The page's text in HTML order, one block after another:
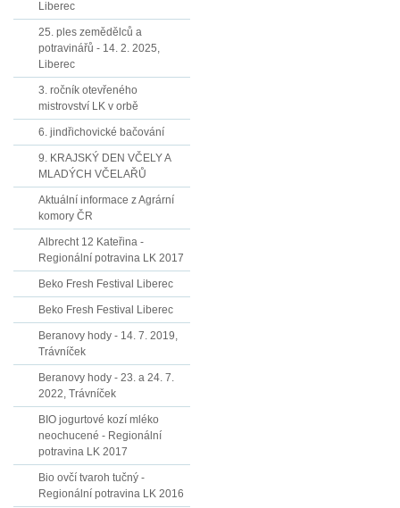
Liberec
25. ples zemědělců a
potravinářů - 14. 2. 2025,
Liberec
3. ročník otevřeného
mistrovství LK v orbě
6. jindřichovické bačování
9. KRAJSKÝ DEN VČELY A
MLADÝCH VČELAŘŮ
Aktuální informace z Agrární
komory ČR
Albrecht 12 Kateřina -
Regionální potravina LK 2017
Beko Fresh Festival Liberec
Beko Fresh Festival Liberec
Beranovy hody - 14. 7. 2019,
Trávníček
Beranovy hody - 23. a 24. 7.
2022, Trávníček
BIO jogurtové kozí mléko
neochucené - Regionální
potravina LK 2017
Bio ovčí tvaroh tučný -
Regionální potravina LK 2016